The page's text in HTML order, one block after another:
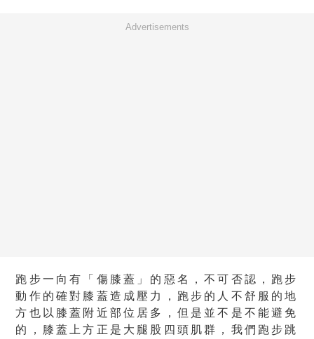
Advertisements
跑步一向有「傷膝蓋」的惡名，不可否認，跑步
動作的確對膝蓋造成壓力，跑步的人不舒服的地
方也以膝蓋附近部位居多，但是並不是不能避免
的，膝蓋上方正是大腿股四頭肌群，我們跑步跳